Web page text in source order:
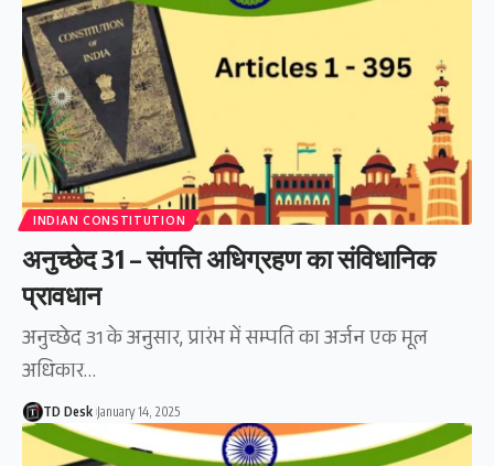
INDIAN CONSTITUTION
अनुच्छेद 31 – संपत्ति अधिग्रहण का संविधानिक
प्रावधान
अनुच्छेद 31 के अनुसार, प्रारंभ में सम्पति का अर्जन एक मूल
अधिकार…
TD Desk January 14, 2025